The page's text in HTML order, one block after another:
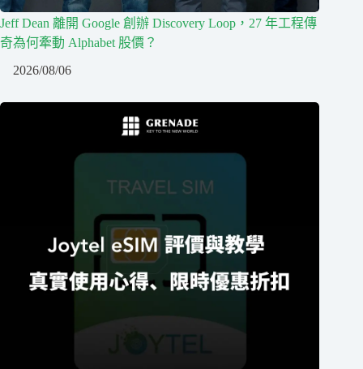
Jeff Dean 離開 Google 創辦 Discovery Loop，27 年工程傳
奇為何牽動 Alphabet 股價？
2026/08/06